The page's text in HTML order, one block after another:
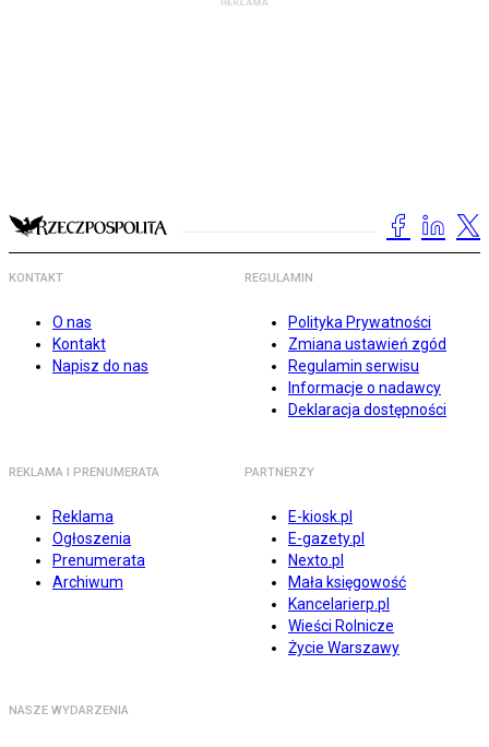
KONTAKT
O nas
Kontakt
Napisz do nas
REGULAMIN
Polityka Prywatności
Zmiana ustawień zgód
Regulamin serwisu
Informacje o nadawcy
Deklaracja dostępności
REKLAMA I PRENUMERATA
Reklama
Ogłoszenia
Prenumerata
Archiwum
PARTNERZY
E-kiosk.pl
E-gazety.pl
Nexto.pl
Mała księgowość
Kancelarierp.pl
Wieści Rolnicze
Życie Warszawy
NASZE WYDARZENIA